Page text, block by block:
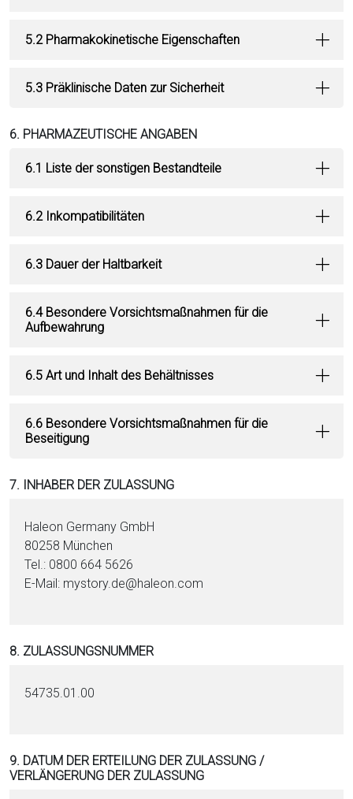
5.2 Pharmakokinetische Eigenschaften
5.3 Präklinische Daten zur Sicherheit
6. PHARMAZEUTISCHE ANGABEN
6.1 Liste der sonstigen Bestandteile
6.2 Inkompatibilitäten
6.3 Dauer der Haltbarkeit
6.4 Besondere Vorsichtsmaßnahmen für die
Aufbewahrung
6.5 Art und Inhalt des Behältnisses
6.6 Besondere Vorsichtsmaßnahmen für die
Beseitigung
7. INHABER DER ZULASSUNG
Haleon Germany GmbH
80258 München
Tel.: 0800 664 5626
E-Mail: mystory.de@haleon.com
8. ZULASSUNGSNUMMER
54735.01.00
9. DATUM DER ERTEILUNG DER ZULASSUNG /
VERLÄNGERUNG DER ZULASSUNG